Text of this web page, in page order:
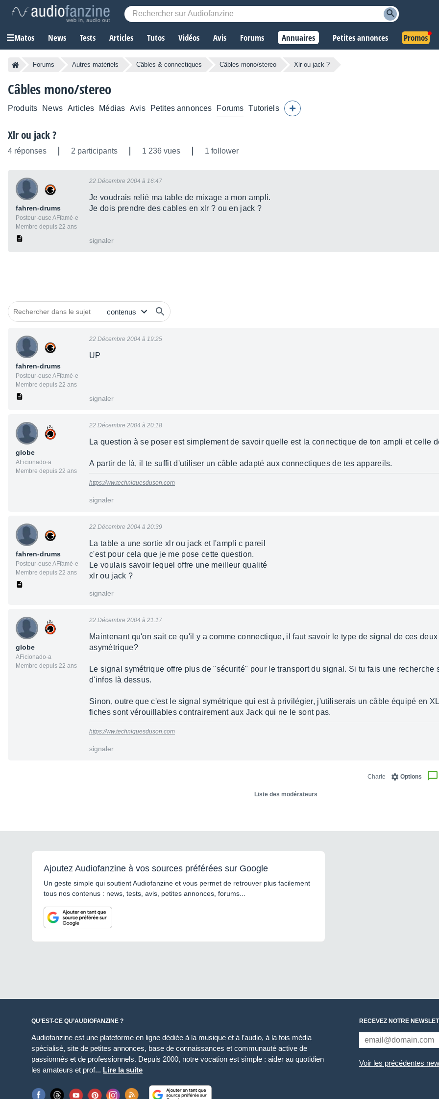
Matos News Tests Articles Tutos Vidéos Avis Forums Annuaires Petites annonces Promos
Forums Autres matériels Câbles & connectiques Câbles mono/stereo Xlr ou jack ?
Câbles mono/stereo
Produits News Articles Médias Avis Petites annonces Forums Tutoriels
Xlr ou jack ?
4 réponses 2 participants 1 236 vues 1 follower
fahren-drums
Posteur·euse AFfamé·e
Membre depuis 22 ans
22 Décembre 2004 à 16:47
Je voudrais relié ma table de mixage a mon ampli.
Je dois prendre des cables en xlr ? ou en jack ?
signaler
fahren-drums
Posteur·euse AFfamé·e
Membre depuis 22 ans
22 Décembre 2004 à 19:25
UP
signaler
globe
AFicionado·a
Membre depuis 22 ans
22 Décembre 2004 à 20:18
La question à se poser est simplement de savoir quelle est la connectique de ton ampli et celle
A partir de là, il te suffit d'utiliser un câble adapté aux connectiques de tes appareils.
https://ww.techniquesduson.com
signaler
fahren-drums
Posteur·euse AFfamé·e
Membre depuis 22 ans
22 Décembre 2004 à 20:39
La table a une sortie xlr ou jack et l'ampli c pareil
c'est pour cela que je me pose cette question.
Le voulais savoir lequel offre une meilleur qualité
xlr ou jack ?
signaler
globe
AFicionado·a
Membre depuis 22 ans
22 Décembre 2004 à 21:17
Maintenant qu'on sait ce qu'il y a comme connectique, il faut savoir le type de signal de ces
asymétrique?
Le signal symétrique offre plus de "sécurité" pour le transport du signal. Si tu fais une recherche
d'infos là dessus.
Sinon, outre que c'est le signal symétrique qui est à privilégier, j'utiliserais un câble équipé en
fiches sont vérouillables contrairement aux Jack qui ne le sont pas.
https://ww.techniquesduson.com
signaler
Options
Charte
Liste des modérateurs
Ajoutez Audiofanzine à vos sources préférées sur Google
Un geste simple qui soutient Audiofanzine et vous permet de retrouver plus facilement
tous nos contenus : news, tests, avis, petites annonces, forums...
QU’EST-CE QU’AUDIOFANZINE ?
Audiofanzine est une plateforme en ligne dédiée à la musique et à l’audio, à la fois média
spécialisé, site de petites annonces, base de connaissances et communauté active de
passionnés et de professionnels. Depuis 2000, notre vocation est simple : aider au quotidien
les amateurs et prof... Lire la suite
RECEVEZ NOTRE
Voir les précédentes